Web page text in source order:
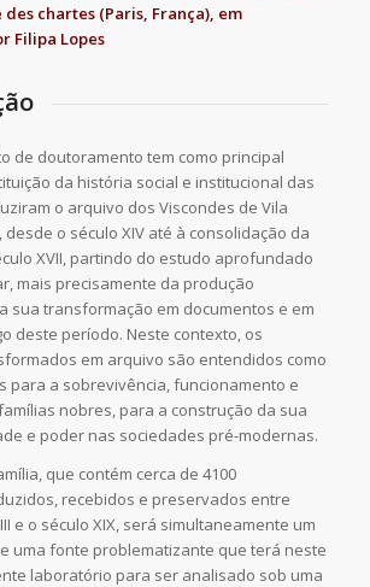
chartes (Paris, França), em
Filipa Lopes
de doutoramento tem como principal
da história social e institucional das
o arquivo dos Viscondes de Vila
desde o século XIV até à consolidação da
XVII, partindo do estudo aprofundado
mais precisamente da produção
sua transformação em documentos e em
deste período. Neste contexto, os
em arquivo são entendidos como
para a sobrevivência, funcionamento e
nobres, para a construção da sua
e poder nas sociedades pré-modernas.
que contém cerca de 4100
recebidos e preservados entre
e o século XIX, será simultaneamente um
uma fonte problematizante que terá neste
laboratório para ser analisado sob uma